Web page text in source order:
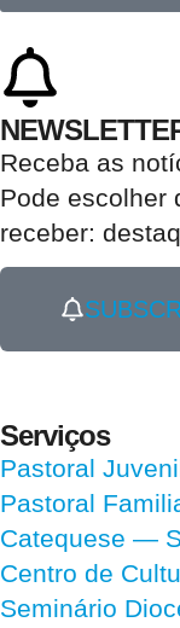
Receba as
Pode escolher
receber:
Serviços
Pastoral
Pastoral
Catequese —
Centro de
Seminário